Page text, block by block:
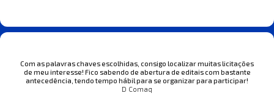
Com as palavras chaves escolhidas, consigo localizar muitas licitações
de meu interesse! Fico sabendo de abertura de editais com bastante
antecedência, tendo tempo hábil para se organizar para participar!
D Comaq